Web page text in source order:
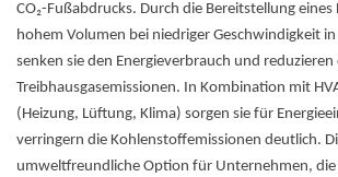
CO₂-Fußabdrucks. Durch die Bereitstellung
hohem Volumen bei niedriger Geschwindigkeit
senken sie den Energieverbrauch und reduzieren
Treibhausgasemissionen. In Kombination mit
(Heizung, Lüftung, Klima) sorgen sie für
verringern die Kohlenstoffemissionen deutlich.
umweltfreundliche Option für Unternehmen, die